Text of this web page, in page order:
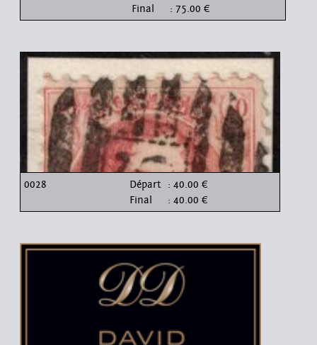
Final
: 75.00 €
0028 Départ : 40.00 €
Final
: 40.00 €